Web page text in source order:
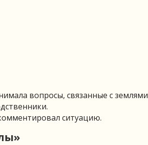
вопросы, связанные с землями
ситуацию.